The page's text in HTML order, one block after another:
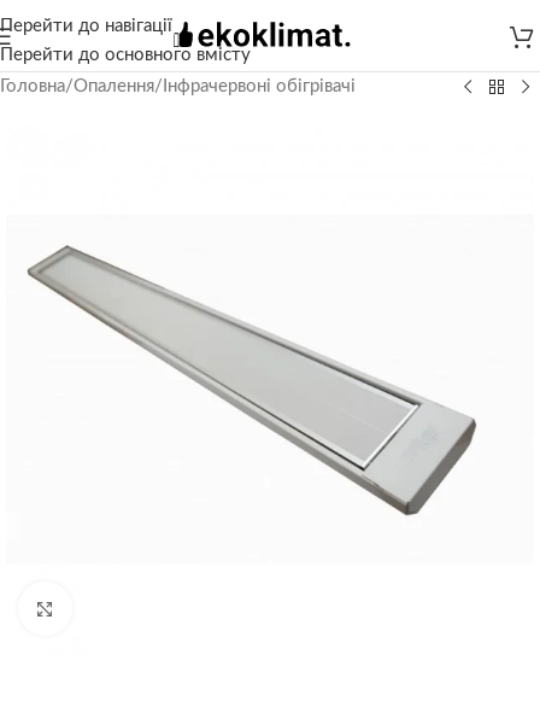
Перейти до навігації
Перейти до основного вмісту
Головна/Опалення/ Інфрачервоні обігрівачі